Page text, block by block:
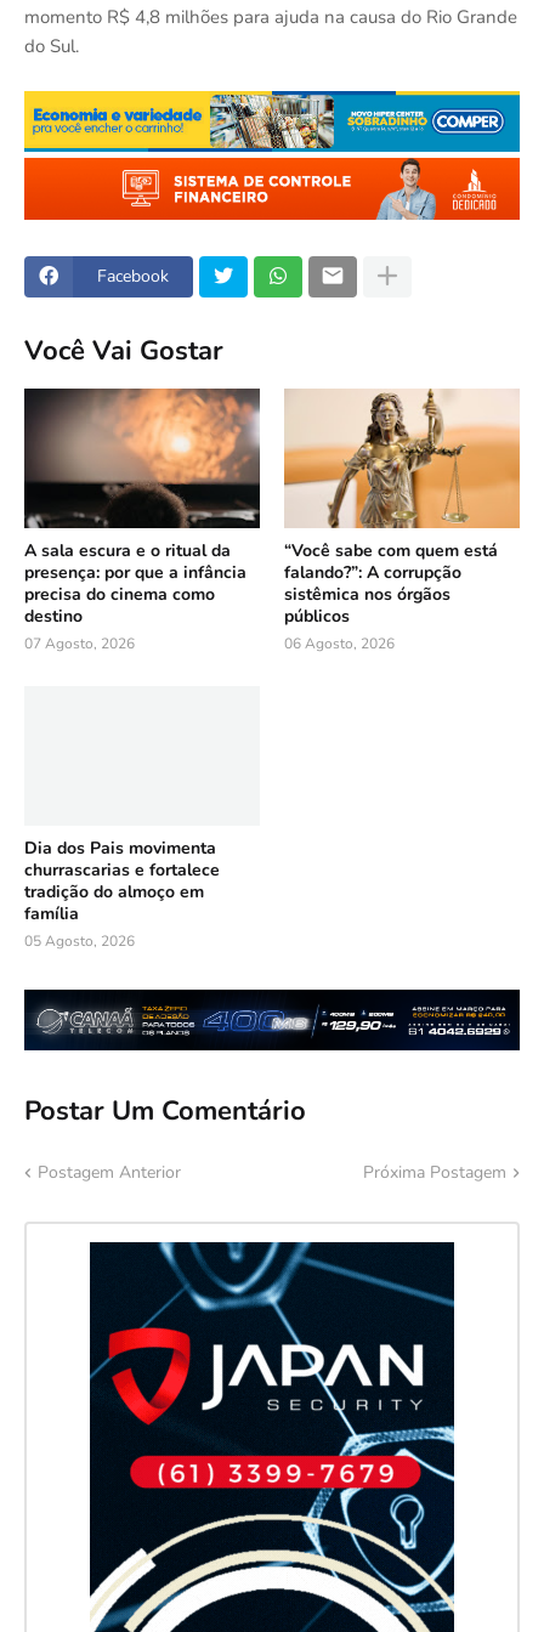
momento R$ 4,8 milhões para ajuda na causa do Rio Grande
do Sul.
Facebook
Você Vai Gostar
A sala escura e o ritual da
presença: por que a infância
precisa do cinema como
destino
07 Agosto, 2026
“Você sabe com quem está
falando?”: A corrupção
sistêmica nos órgãos
públicos
06 Agosto, 2026
Dia dos Pais movimenta
churrascarias e fortalece
tradição do almoço em
família
05 Agosto, 2026
Postar Um Comentário
Postagem Anterior Próxima Postagem